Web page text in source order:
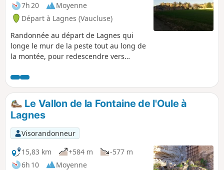
7h 20
Moyenne
Départ à Lagnes (Vaucluse)
Randonnée au départ de Lagnes qui
longe le mur de la peste tout au long de
la montée, pour redescendre vers
ses murs de pierres sèches et retrouver
le mur de la peste en revenant sur le
lieu de départ.
Le Vallon de la Fontaine de l'Oule à
Lagnes
Visorandonneur
15,83 km
+584 m
-577 m
6h 10
Moyenne